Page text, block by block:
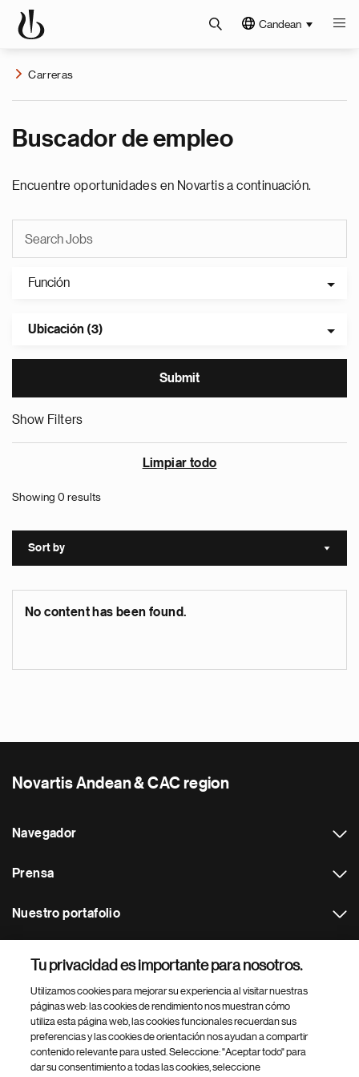
Candean
Carreras
Buscador de empleo
Encuentre oportunidades en Novartis a continuación.
Función
Ubicación (3)
Show Filters
Limpiar todo
Showing 0 results
Sort by Sort
No content has been found.
Novartis Andean & CAC region
Navegador
Prensa
Nuestro portafolio
Footer Site Search
Tu privacidad es importante para nosotros.
Utilizamos cookies para mejorar su experiencia al visitar nuestras
páginas web: las cookies de rendimiento nos muestran cómo
utiliza esta página web, las cookies funcionales recuerdan sus
preferencias y las cookies de orientación nos ayudan a compartir
contenido relevante para usted. Seleccione: "Aceptar todo" para
dar su consentimiento a todas las cookies, seleccione